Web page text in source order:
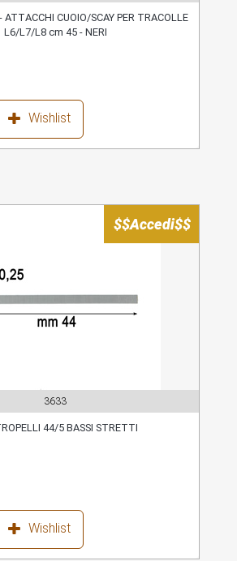
ATTACCHI CUOIO/SCAY PER TRACOLLE
L6/L7/L8 cm 45 - NERI
Wishlist
$$Accedi$$
3633
44/5 BASSI STRETTI
Wishlist